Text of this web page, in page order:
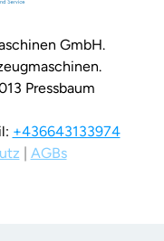
GmbH.
Pressbaum
+436643133974
| AGBs